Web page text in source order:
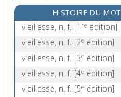
vielle, n. f.
vieller, v. intr.
vielleur, -euse, n.
HISTOIRE DU MOT
vieillesse, n. f. [1 re édition]
vieillesse, n. f. [2e édition]
vieillesse, n. f. [3e édition]
vieillesse, n. f. [4e édition]
vieillesse, n. f. [5e édition]